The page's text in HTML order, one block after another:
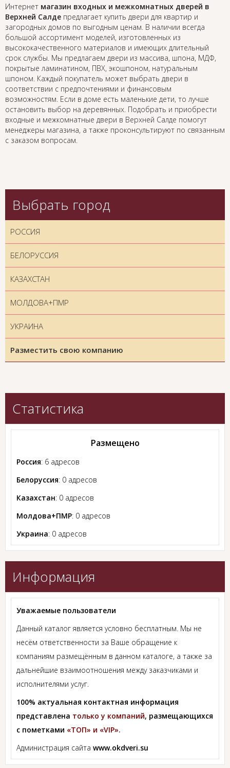
Интернет магазин входных и межкомнатных дверей в
Верхней Салде предлагает купить двери для квартир и
загородных домов по выгодным ценам. В наличии всегда
большой ассортимент моделей, изготовленных из
высококачественного материалов и имеющих длительный
срок службы. Мы предлагаем двери из массива, шпона, МДФ,
покрытые ламинатином, ПВХ, экошпоном, натуральным
шпоном. Каждый покупатель может выбрать двери в
соответствии с предпочтениями и финансовым
возможностям. Если в доме есть маленькие дети, то лучше
остановить выбор на деревянных. Подобрать и приобрести
входные и межкомнатные двери в Верхней Салде помогут
менеджеры магазина, а также проконсультируют по связанным
с заказом вопросам.
Выбрать город
РОССИЯ
БЕЛОРУССИЯ
КАЗАХСТАН
МОЛДОВА+ПМР
УКРАИНА
Разместить свою компанию
Статистика
Размещено
Россия: 6 адресов
Белоруссия: 0 адресов
Казахстан: 0 адресов
Молдова+ПМР: 0 адресов
Украина: 0 адресов
Информация
Уважаемые пользователи
Данный каталог является условно бесплатным. Мы не
несём ответственности за Ваше обращение к
компаниям размещённым в данном каталоге, а также за
дальнейшие взаимоотношения между заказчиками и
исполнителями услуг.
100% актуальная контактная информация
представлена только у компаний, размещающихся
с пометками «ТОП» и «VIP».
Администрация сайта www.okdveri.su